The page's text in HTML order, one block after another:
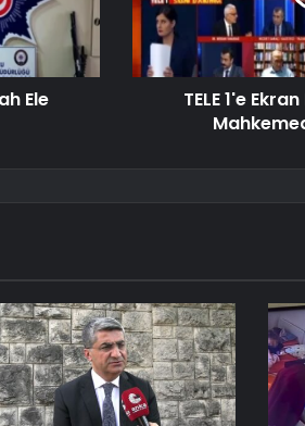
Ele
TELE 1'e